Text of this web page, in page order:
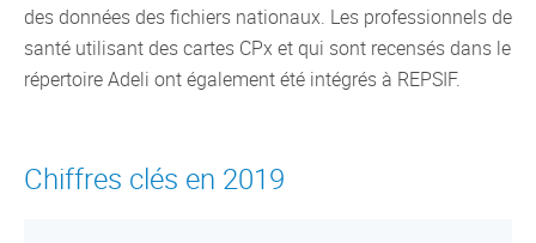
des données des fichiers nationaux. Les professionnels de
santé utilisant des cartes CPx et qui sont recensés dans le
répertoire Adeli ont également été intégrés à REPSIF.
Chiffres clés en 2019